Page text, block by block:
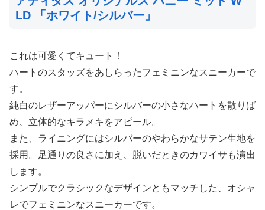
LD 「ホワイト/シルバー」
これは可愛くてキュート！
ハートのスタッズをあしらったフェミニンなスニーカーで
す。
純白のレザーアッパーにシルバーの小さなハートを散りば
め、立体的なキラメキをアピール。
また、ライニングにはシルバーのやわらかなサテン生地を
採用。足通りの良さに加え、脱いだときのカワイサも演出
します。
シンプルでクラシックなデザインともマッチした、オシャ
レでフェミニンなスニーカーです。